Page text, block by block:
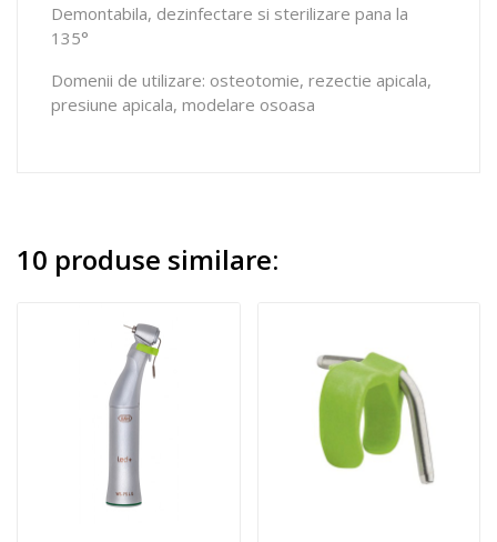
Demontabila, dezinfectare si sterilizare pana la
135°
Domenii de utilizare: osteotomie, rezectie apicala,
presiune apicala, modelare osoasa
10 produse similare: